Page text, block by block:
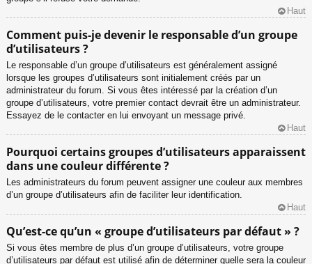
Haut
Comment puis-je devenir le responsable d’un groupe
d’utilisateurs ?
Le responsable d’un groupe d’utilisateurs est généralement assigné
lorsque les groupes d’utilisateurs sont initialement créés par un
administrateur du forum. Si vous êtes intéressé par la création d’un
groupe d’utilisateurs, votre premier contact devrait être un administrateur.
Essayez de le contacter en lui envoyant un message privé.
Haut
Pourquoi certains groupes d’utilisateurs apparaissent
dans une couleur différente ?
Les administrateurs du forum peuvent assigner une couleur aux membres
d’un groupe d’utilisateurs afin de faciliter leur identification.
Haut
Qu’est-ce qu’un « groupe d’utilisateurs par défaut » ?
Si vous êtes membre de plus d’un groupe d’utilisateurs, votre groupe
d’utilisateurs par défaut est utilisé afin de déterminer quelle sera la couleur